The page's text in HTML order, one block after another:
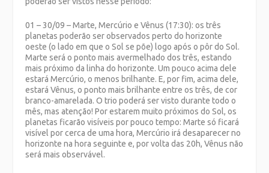
01 – 30/09 – Marte, Mercúrio e Vênus (17:30): os três
planetas poderão ser observados perto do horizonte
oeste (o lado em que o Sol se põe) logo após o pôr do Sol.
Marte será o ponto mais avermelhado dos três, estando
mais próximo da linha do horizonte. Um pouco acima dele
estará Mercúrio, o menos brilhante. E, por fim, acima dele,
estará Vênus, o ponto mais brilhante entre os três, de cor
branco-amarelada. O trio poderá ser visto durante todo o
mês, mas atenção! Por estarem muito próximos do Sol, os
planetas ficarão visíveis por pouco tempo: Marte só ficará
visível por cerca de uma hora, Mercúrio irá desaparecer no
horizonte na hora seguinte e, por volta das 20h, Vênus não
será mais observável.